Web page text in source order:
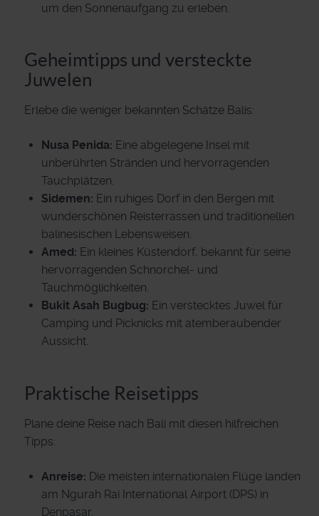
um den Sonnenaufgang zu erleben.
Geheimtipps und versteckte
Juwelen
Erlebe die weniger bekannten Schätze Balis:
Nusa Penida: Eine abgelegene Insel mit
unberührten Stränden und hervorragenden
Tauchplätzen.
Sidemen: Ein ruhiges Dorf in den Bergen mit
wunderschönen Reisterrassen und traditionellen
balinesischen Lebensweisen.
Amed: Ein kleines Küstendorf, bekannt für seine
hervorragenden Schnorchel- und
Tauchmöglichkeiten.
Bukit Asah Bugbug: Ein verstecktes Juwel für
Camping und Picknicks mit atemberaubender
Aussicht.
Praktische Reisetipps
Plane deine Reise nach Bali mit diesen hilfreichen
Tipps:
Anreise: Die meisten internationalen Flüge landen
am Ngurah Rai International Airport (DPS) in
Denpasar.